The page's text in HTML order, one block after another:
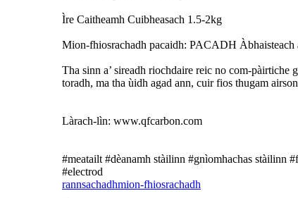
Ìre Caitheamh Cuibheasach 1.5-2kg
Mion-fhiosrachadh pacaidh: PACADH Àbhaisteach
Tha sinn a’ sireadh riochdaire reic no com-pàirtiche
toradh, ma tha ùidh agad ann, cuir fios thugam
Làrach-lìn: www.qfcarbon.com
#meatailt #dèanamh stàilinn #gnìomhachas stàilinn
#electrod
rannsachadhmion-fhiosrachadh